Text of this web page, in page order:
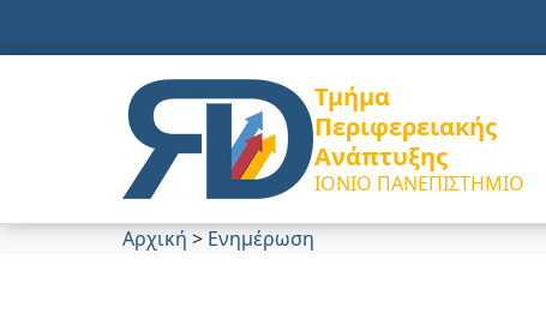
Τμήμα
Περιφερειακής
Ανάπτυξης
ΙΟΝΙΟ ΠΑΝΕΠΙΣΤΗΜΙΟ
Αρχική > Ενημέρωση